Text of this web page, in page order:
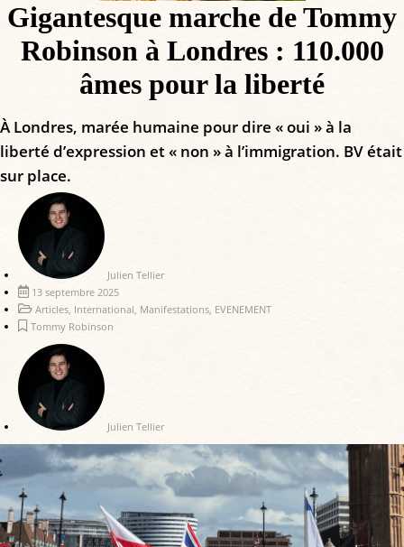
Gigantesque marche de Tommy
Robinson à Londres : 110.000
âmes pour la liberté
À Londres, marée humaine pour dire « oui » à la
liberté d’expression et « non » à l’immigration. BV était
sur place.
Julien Tellier
13 septembre 2025
Articles, International, Manifestations, EVENEMENT
Tommy Robinson
Julien Tellier